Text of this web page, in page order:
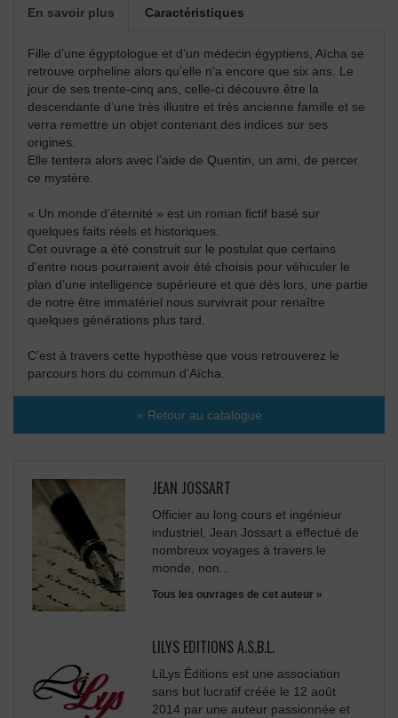
En savoir plus Caractéristiques
Fille d’une égyptologue et d’un médecin égyptiens, Aïcha se
retrouve orpheline alors qu’elle n’a encore que six ans. Le
jour de ses trente-cinq ans, celle-ci découvre être la
descendante d’une très illustre et très ancienne famille et se
verra remettre un objet contenant des indices sur ses
origines.
Elle tentera alors avec l’aide de Quentin, un ami, de percer
ce mystère.
« Un monde d’éternité » est un roman fictif basé sur
quelques faits réels et historiques.
Cet ouvrage a été construit sur le postulat que certains
d’entre nous pourraient avoir été choisis pour véhiculer le
plan d’une intelligence supérieure et que dès lors, une partie
de notre être immatériel nous survivrait pour renaître
quelques générations plus tard.
C’est à travers cette hypothèse que vous retrouverez le
parcours hors du commun d’Aïcha.
« Retour au catalogue
JEAN JOSSART
Officier au long cours et ingénieur
industriel, Jean Jossart a effectué de
nombreux voyages à travers le
monde, non...
Tous les ouvrages de cet auteur »
LILYS EDITIONS A.S.B.L.
LiLys Éditions est une association
sans but lucratif créée le 12 août
2014 par une auteur passionnée et